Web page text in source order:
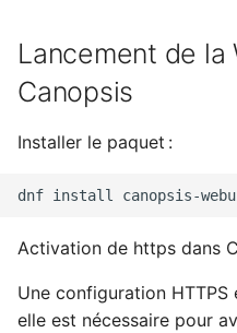
Lancement de la
Canopsis
Installer le paquet :
dnf install
Activation de https dans
Une configuration
elle est nécessaire pour